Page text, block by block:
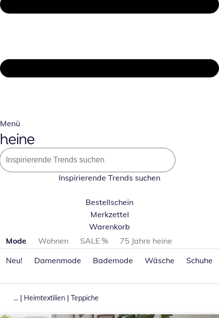
Menü
Inspirierende Trends suchen
Bestellschein
Merkzettel
Warenkorb
Produktkategorien überspringen
Mode Wohnen SALE %
75 Jahre heine
Neu!
Damenmode Bademode Wäsche Schuhe
... | Heimtextilien | Teppiche